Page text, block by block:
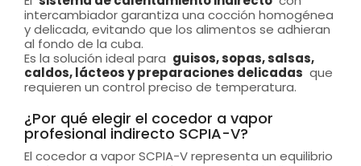
intercambiador garantiza una cocción homogénea
y delicada, evitando que los alimentos se adhieran
al fondo de la cuba.
Es la solución ideal para guisos, sopas, salsas,
caldos, lácteos y preparaciones delicadas que
requieren un control preciso de temperatura.
¿Por qué elegir el cocedor a vapor
profesional indirecto SCPIA-V?
El cocedor a vapor SCPIA-V representa un equilibrio